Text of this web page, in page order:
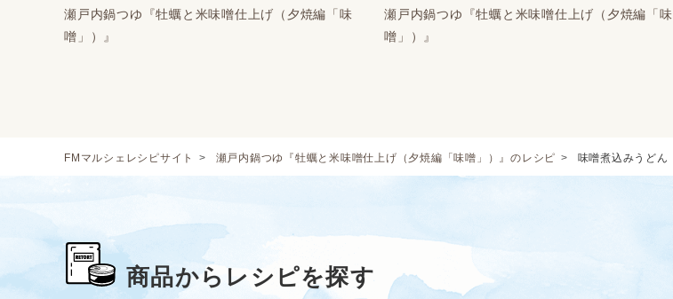
瀬戸内鍋つゆ『牡蠣と米味噌仕上げ（夕焼編「味
噌」）』
瀬戸内鍋つゆ『牡蠣と米味噌仕上げ（夕焼編「味
噌」）』
FMマルシェレシピサイト 瀬戸内鍋つゆ『牡蠣と米味噌仕上げ（夕焼編「味噌」）』のレシピ 味噌煮込みうどん
商品からレシピを探す